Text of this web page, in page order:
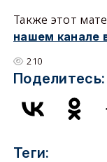
Также этот
нашем канале
210
Поделитесь:
Теги: